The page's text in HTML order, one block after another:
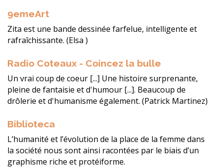
9emeArt
Zita est une bande dessinée farfelue, intelligente et
rafraîchissante. (Elsa )
Radio Coteaux - Coincez la bulle
Un vrai coup de coeur [...] Une histoire surprenante,
pleine de fantaisie et d'humour [...]. Beaucoup de
drôlerie et d'humanisme également. (Patrick Martinez)
Biblioteca
L’humanité et l’évolution de la place de la femme dans
la société nous sont ainsi racontées par le biais d’un
graphisme riche et protéiforme.